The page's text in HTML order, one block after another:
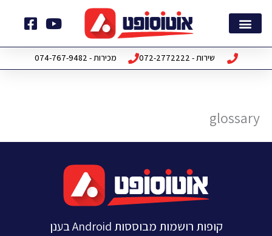
שירות - 072-2772222 מכירות - 074-767-9482
glossary
קופות רושמות מבוססות Android בענן